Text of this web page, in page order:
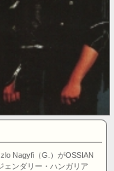
Nagyfi（G.）がOSSIAN
ェンダリー・ハンガリア